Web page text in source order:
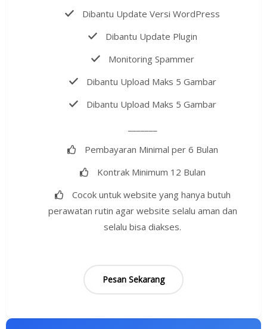
Dibantu Update Versi WordPress
Dibantu Update Plugin
Monitoring Spammer
Dibantu Upload Maks 5 Gambar
Dibantu Upload Maks 5 Gambar
Pembayaran Minimal per 6 Bulan
Kontrak Minimum 12 Bulan
Cocok untuk website yang hanya butuh
perawatan rutin agar website selalu aman dan
selalu bisa diakses.
Pesan Sekarang